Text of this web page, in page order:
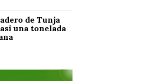
de Tunja
una tonelada